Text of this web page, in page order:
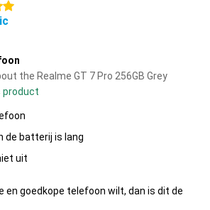
the Realme GT 7 Pro 256GB Grey
product
de batterij is lang
uit
en goedkope telefoon wilt, dan is dit de